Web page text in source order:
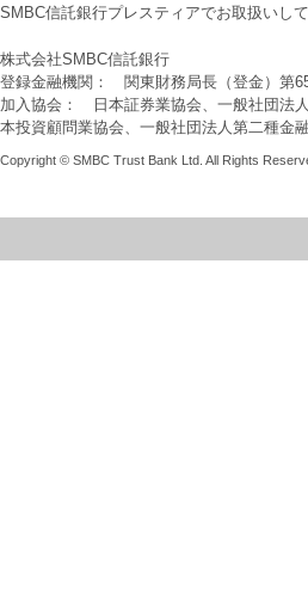
SMBC信託銀行プレスティアでお取扱いして
株式会社SMBC信託銀行
登録金融機関： 関東財務局長（登金）第
加入協会： 日本証券業協会、一般社団法
本投資顧問業協会、一般社団法人第二種金
Copyright © SMBC Trust Bank Ltd. All Rights